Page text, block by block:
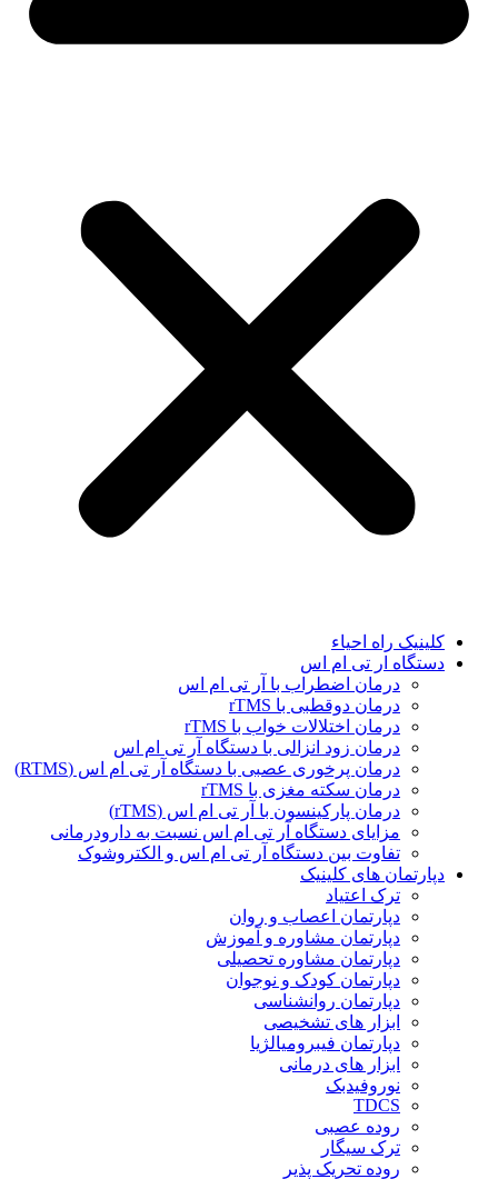
کلینیک راه احیاء
دستگاه ار تی ام اس
درمان اضطراب با آر تی ام اس
درمان دوقطبی با rTMS
درمان اختلالات خواب با rTMS
درمان زود انزالی با دستگاه آر تی ام اس
درمان پرخوری عصبی با دستگاه آر تی ام اس (RTMS)
درمان سکته مغزی با rTMS
درمان پارکینسون با آر تی ام اس (rTMS)
مزایای دستگاه آر تی ام اس نسبت به دارودرمانی
تفاوت بین دستگاه آر تی ام اس و الکتروشوک
دپارتمان های کلینیک
ترک اعتیاد
دپارتمان اعصاب و روان
دپارتمان مشاوره و آموزش
دپارتمان مشاوره تحصیلی
دپارتمان کودک و نوجوان
دپارتمان روانشناسی
ابزار های تشخیصی
دپارتمان فیبرومیالژیا
ابزار های درمانی
نوروفیدبک
TDCS
روده عصبی
ترک سیگار
روده تحریک پذیر